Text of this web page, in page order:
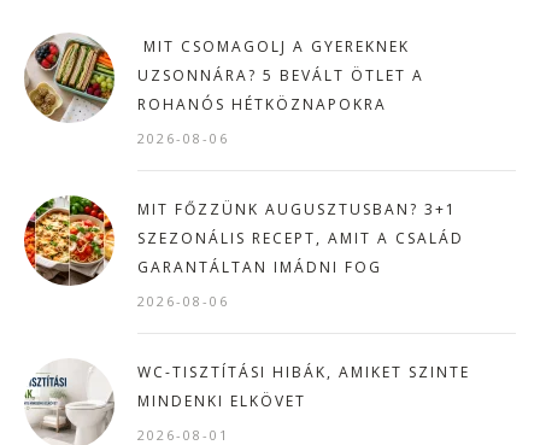
MIT CSOMAGOLJ A GYEREKNEK
UZSONNÁRA? 5 BEVÁLT ÖTLET A
ROHANÓS HÉTKÖZNAPOKRA
2026-08-06
MIT FŐZZÜNK AUGUSZTUSBAN? 3+1
SZEZONÁLIS RECEPT, AMIT A CSALÁD
GARANTÁLTAN IMÁDNI FOG
2026-08-06
WC-TISZTÍTÁSI HIBÁK, AMIKET SZINTE
MINDENKI ELKÖVET
2026-08-01